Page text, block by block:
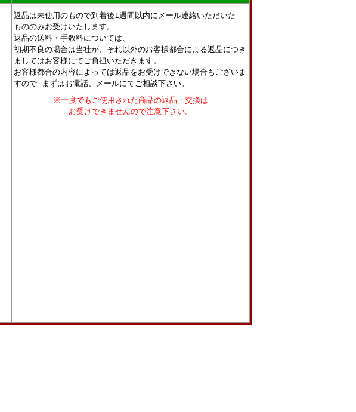
返品は未使用のもので到着後1週間以内にメール連絡いただいた
もののみお受けいたします。
返品の送料・手数料については、
初期不良の場合は当社が、それ以外のお客様都合による返品につき
ましてはお客様にてご負担いただきます。
お客様都合の内容によっては返品をお受けできない場合もございま
すので まずはお電話、メールにてご相談下さい。
※一度でもご使用された商品の返品・交換は
お受けできませんので注意下さい。